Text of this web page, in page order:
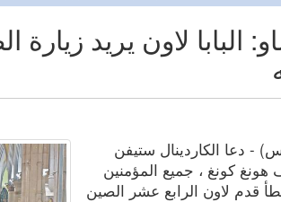
البابا لاون يريد زيارة
- دعا الكاردينال ستيفن
كونغ ، جميع المؤمنين
قدم لاون الرابع عشر الصين